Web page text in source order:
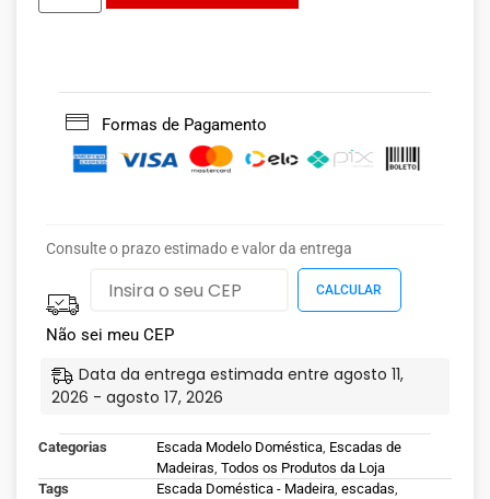
Formas de Pagamento
Consulte o prazo estimado e valor da entrega
Não sei meu CEP
Data da entrega estimada entre agosto 11,
2026 - agosto 17, 2026
Categorias Escada Modelo Doméstica, Escadas de
Madeiras, Todos os Produtos da Loja
Tags
Escada Doméstica - Madeira, escadas,